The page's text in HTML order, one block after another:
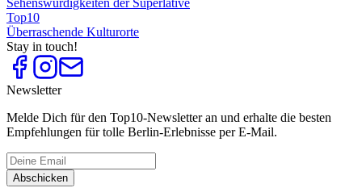
Sehenswürdigkeiten der Superlative
Top10
Überraschende Kulturorte
Stay in touch!
Newsletter
Melde Dich für den Top10-Newsletter an und erhalte die besten
Empfehlungen für tolle Berlin-Erlebnisse per E-Mail.
Abschicken